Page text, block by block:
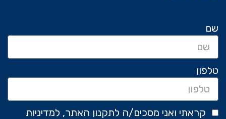
שם
טלפון
קראתי ואני מסכים/ה לתקנון האתר, למדיניות